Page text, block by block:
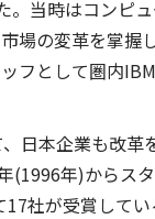
。当時はコンピ
場の変革を掌握
フとして圏内
日本企業も改革
(1996年)からス
社が受賞して